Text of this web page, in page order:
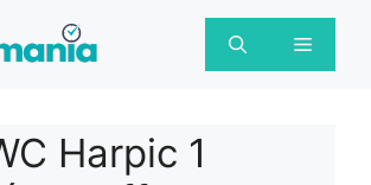
Menu
Harpic 1